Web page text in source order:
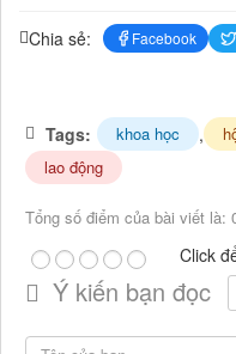
Chia sẻ: Facebook
Tags: khoa học ,
lao động
Tổng số điểm của bài viết là:
Click
Ý kiến bạn đọc